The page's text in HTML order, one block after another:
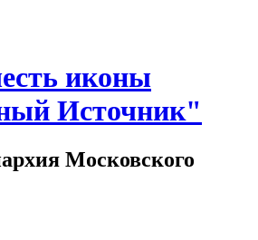
иконы
Источник"
Московского